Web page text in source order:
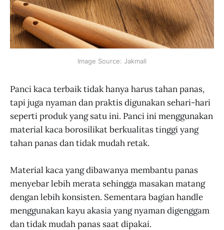
Image Source: Jakmall
Panci kaca terbaik tidak hanya harus tahan panas,
tapi juga nyaman dan praktis digunakan sehari-hari
seperti produk yang satu ini. Panci ini menggunakan
material kaca borosilikat berkualitas tinggi yang
tahan panas dan tidak mudah retak.
Material kaca yang dibawanya membantu panas
menyebar lebih merata sehingga masakan matang
dengan lebih konsisten. Sementara bagian handle
menggunakan kayu akasia yang nyaman digenggam
dan tidak mudah panas saat dipakai.